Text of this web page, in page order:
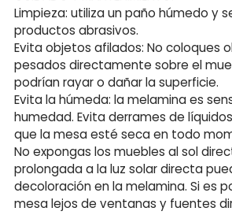
Limpieza: utiliza un paño húmedo y
productos abrasivos.
Evita objetos afilados: No coloques
pesados directamente sobre el
podrían rayar o dañar la superficie.
Evita la húmeda: la melamina es
humedad. Evita derrames de
que la mesa esté seca en todo
No expongas los muebles al sol
prolongada a la luz solar directa
decoloración en la melamina. Si es
mesa lejos de ventanas y fuentes